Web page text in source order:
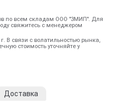
по всем складам ООО "ЗМИП". Для
свяжитесь с менеджером
В связи с волатильностью рынка,
стоимость уточняйте у
Доставка